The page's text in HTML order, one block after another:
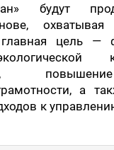
будут
цель —
а
к